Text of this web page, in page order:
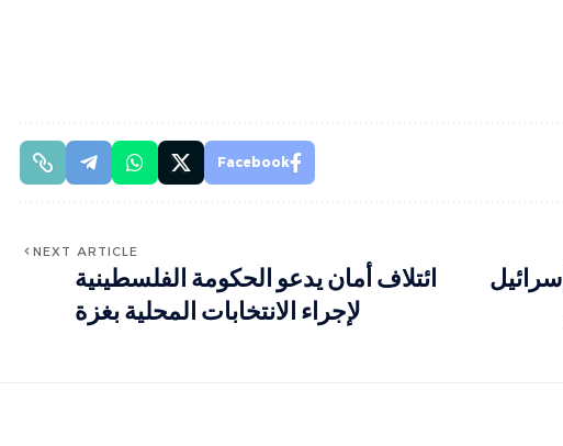
Facebook
NEXT ARTICLE
ائتلاف أمان يدعو الحكومة الفلسطينية
لإجراء الانتخابات المحلية بغزة